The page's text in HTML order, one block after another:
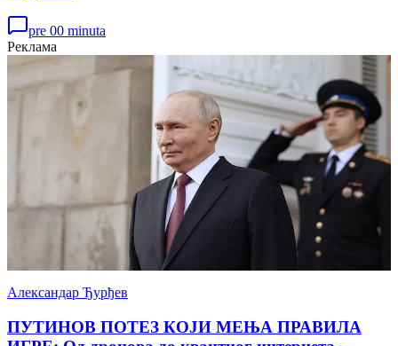
pre 00 minuta
Реклама
Александар Ђурђев
ПУТИНОВ ПОТЕЗ КОЈИ МЕЊА ПРАВИЛА